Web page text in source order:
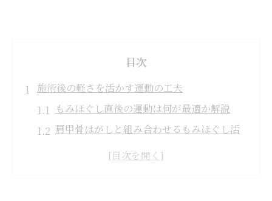
目次
施術後の軽さを活かす運動の工夫
もみほぐし直後の運動は何が最適か解説
肩甲骨はがしと組み合わせるもみほぐし活